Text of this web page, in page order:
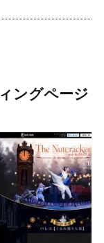
ングページ